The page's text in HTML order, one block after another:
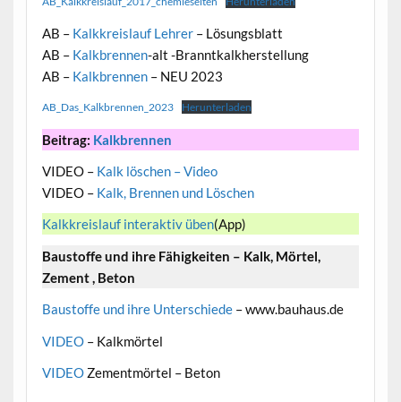
AB – Kalkkreislauf Lehrer– Lösungsblatt
AB – Kalkbrennen-alt -Branntkalkherstellung
AB – Kalkbrennen– NEU 2023
AB_Das_Kalkbrennen_2023 Herunterladen
Beitrag: Kalkbrennen
VIDEO – Kalk löschen – Video
VIDEO – Kalk, Brennen und Löschen
Kalkkreislauf interaktiv üben(App)
Baustoffe und ihre Fähigkeiten – Kalk, Mörtel,
Zement , Beton
Baustoffe und ihre Unterschiede– www.bauhaus.de
VIDEO– Kalkmörtel
VIDEO Zementmörtel – Beton